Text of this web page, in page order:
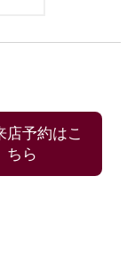
店予約はこ
ちら